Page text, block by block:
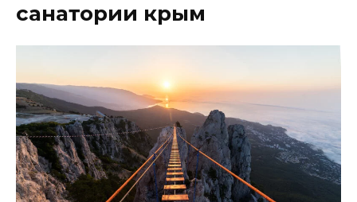
санатории крым